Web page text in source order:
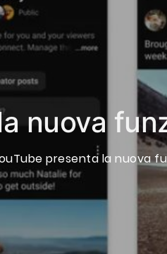
nuova
presenta la nuova